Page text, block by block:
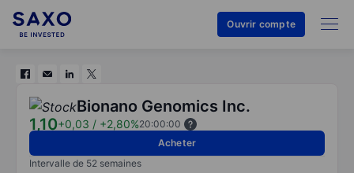
Ouvrir compte
Bionano Genomics Inc.
1,10+0,03 / +2,80%20:00:00
Acheter
Intervalle de 52 semaines